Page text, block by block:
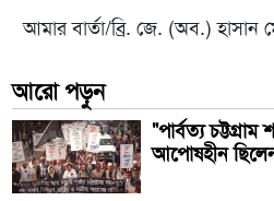
আমার বার্তা/ব্রি. জে. (অব.)
আরো পড়ুন
"পার্বত্য
আপোষহীন